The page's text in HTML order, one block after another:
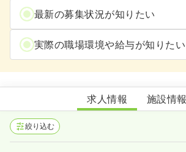
最新の募集状況が知りたい
実際の職場環境や給与が知りたい
岐阜エリア
求人情報 施設情報
絞り込む